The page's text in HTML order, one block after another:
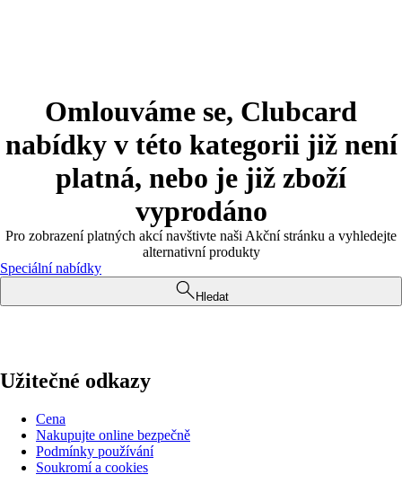
Omlouváme se, Clubcard
nabídky v této kategorii již není
platná, nebo je již zboží
vyprodáno
Pro zobrazení platných akcí navštivte naši Akční stránku a vyhledejte
alternativní produkty
Speciální nabídky
Hledat
Užitečné odkazy
Cena
Nakupujte online bezpečně
Podmínky používání
Soukromí a cookies